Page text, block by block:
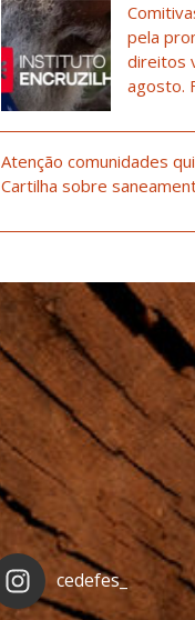
pela
direitos
agosto.
Atenção comunidades
Cartilha sobre
cedefes_